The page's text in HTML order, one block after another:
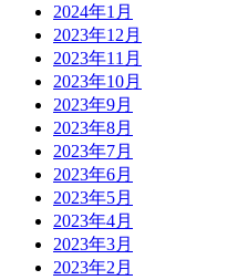
2024年1月
2023年12月
2023年11月
2023年10月
2023年9月
2023年8月
2023年7月
2023年6月
2023年5月
2023年4月
2023年3月
2023年2月